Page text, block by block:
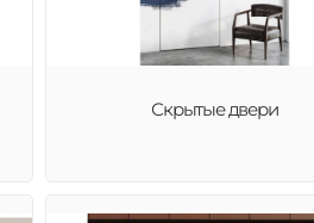
Скрытые двери